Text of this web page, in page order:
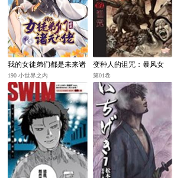
我的女徒弟们都是未来诸
天大佬
190 小世界之内
变种人的诅咒：暴风女
+牌皇
第01卷